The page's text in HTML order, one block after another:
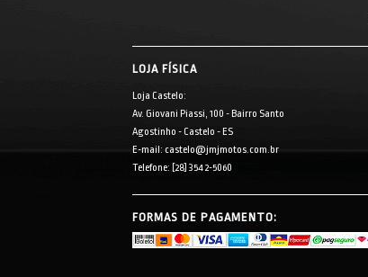
LOJA FÍSICA
Loja Castelo:
Av. Giovani Piassi, 100 - Bairro Santo
Agostinho - Castelo - ES
E-mail: castelo@jmjmotos.com.br
Telefone: [28] 3542-5060
FORMAS DE PAGAMENTO: